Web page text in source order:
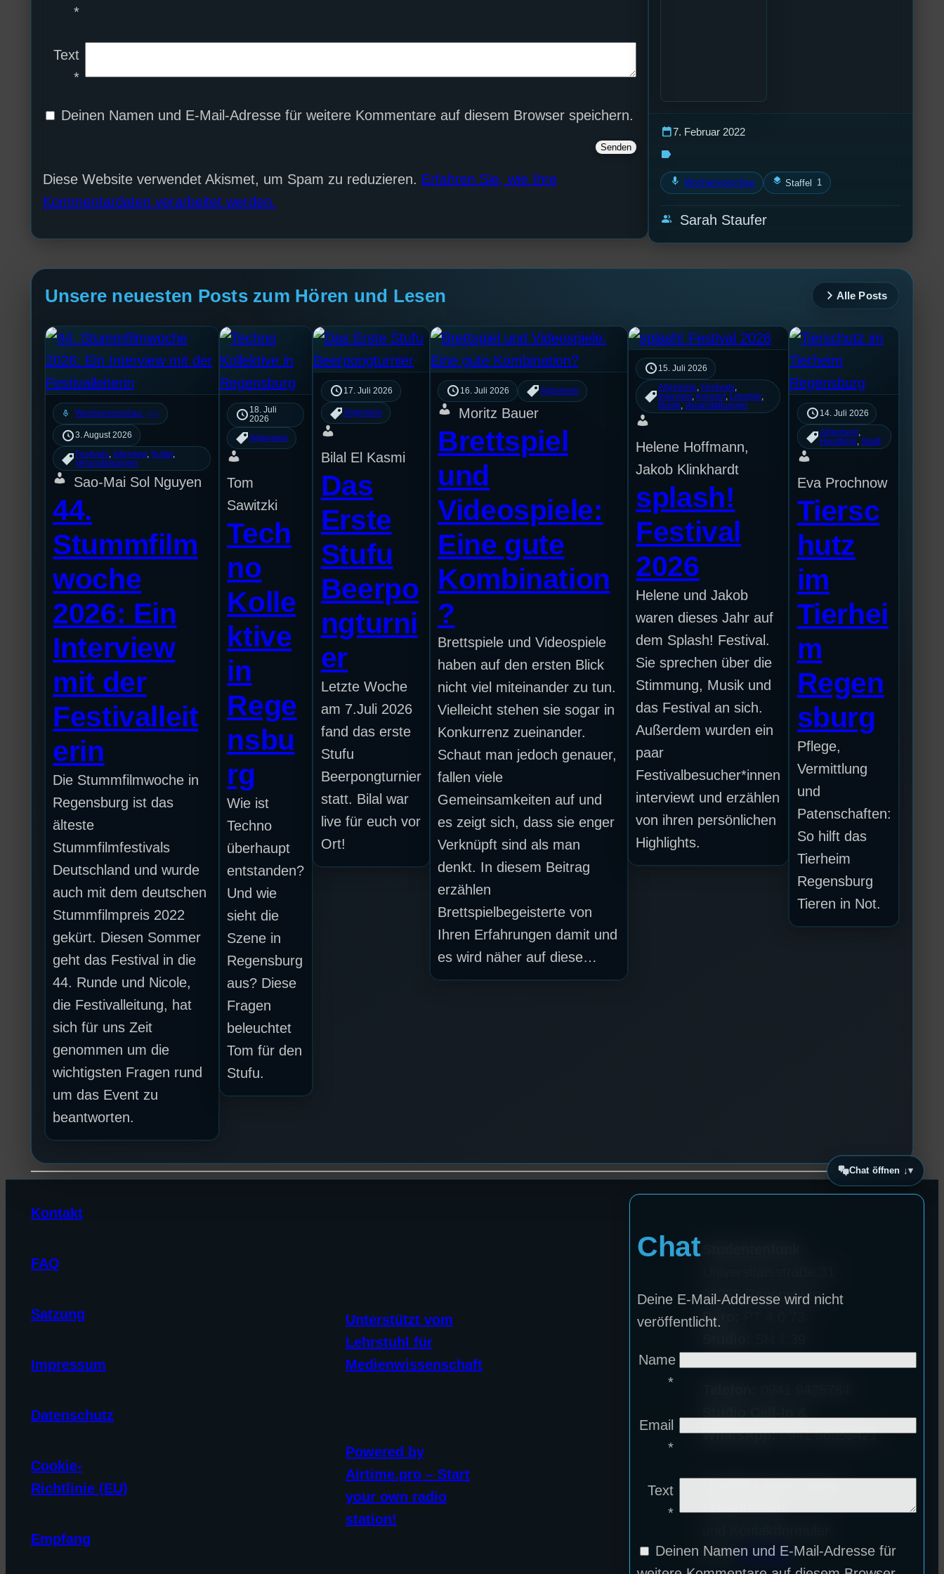
*
Text
*
Deinen Namen und E-Mail-Adresse für weitere Kommentare auf diesem Browser speichern.
Diese Website verwendet Akismet, um Spam zu reduzieren. Erfahren Sie, wie Ihre
Kommentardaten verarbeitet werden.
calendar_today7. Februar 2022
label
mic Wochenvorschau layers Staffel 1
group Sarah Staufer
Unsere neuesten Posts zum Hören und Lesen Alle Posts
mic Wochenvorschau [S1]
3. August 2026
Festivals Interview, Kultur
Veranstaltungen
Sao-Mai Sol Nguyen
44.
Stummfilm
woche
2026: Ein
Interview
mit der
Festivalleit
erin
Die Stummfilmwoche in
Regensburg ist das
älteste
Stummfilmfestivals
Deutschland und wurde
auch mit dem deutschen
Stummfilmpreis 2022
gekürt. Diesen Sommer
geht das Festival in die
44. Runde und Nicole,
die Festivalleitung, hat
sich für uns Zeit
genommen um die
wichtigsten Fragen rund
um das Event zu
beantworten.
18. Juli
2026
Allgemein
Tom
Sawitzki
Tech
no
Kolle
ktive
in
Rege
nsbu
rg
Wie ist
Techno
überhaupt
entstanden?
Und wie
sieht die
Szene in
Regensburg
aus? Diese
Fragen
beleuchtet
Tom für den
Stufu.
17. Juli 2026
Allgemein
Bilal El Kasmi
Das
Erste
Stufu
Beerpo
ngturni
er
Letzte Woche
am 7.Juli 2026
fand das erste
Stufu
Beerpongturnier
statt. Bilal war
live für euch vor
Ort!
16. Juli 2026 Allgemein
Moritz Bauer
Brettspiel
und
Videospiele:
Eine gute
Kombination
?
Brettspiele und Videospiele
haben auf den ersten Blick
nicht viel miteinander zu tun.
Vielleicht stehen sie sogar in
Konkurrenz zueinander.
Schaut man jedoch genauer,
fallen viele
Gemeinsamkeiten auf und
es zeigt sich, dass sie enger
Verknüpft sind als man
denkt. In diesem Beitrag
erzählen
Brettspielbegeisterte von
Ihren Erfahrungen damit und
es wird näher auf diese…
15. Juli 2026
Allgemein Festivals
Interview, Konzert Lifestyle
Musik , Veranstaltungen
Helene Hoffmann,
Jakob Klinkhardt
splash!
Festival
2026
Helene und Jakob
waren dieses Jahr auf
dem Splash! Festival.
Sie sprechen über die
Stimmung, Musik und
das Festival an sich.
Außerdem wurden ein
paar
Festivalbesucher*innen
interviewt und erzählen
von ihren persönlichen
Highlights.
14. Juli 2026
Allgemein
Haustiere Stadt
Eva Prochnow
Tiersc
hutz
im
Tierhei
m
Regen
sburg
Pflege,
Vermittlung
und
Patenschaften:
So hilft das
Tierheim
Regensburg
Tieren in Not.
Kontakt
FAQ
Satzung
Impressum
Datenschutz
Cookie-
Richtlinie (EU)
Empfang
Unterstützt vom
Lehrstuhl für
Medienwissenschaft
Powered by
Airtime.pro – Start
your own radio
station!
93053 Regensburg
Büro:
WhatsApp:0941 56959421
unterKontakt!
Chat öffnen ↓
Chat
Deine E-Mail-Addresse wird nicht
veröffentlicht.
Name
*
Email
*
Text
*
Deinen Namen und E-Mail-Adresse für